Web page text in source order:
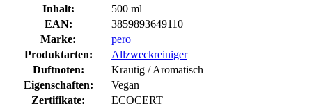
Inhalt:
500 ml
EAN:
3859893649110
Marke:
pero
Produktarten:
Allzweckreiniger
Duftnoten:
Krautig / Aromatisch
Eigenschaften:
Vegan
Zertifikate:
ECOCERT